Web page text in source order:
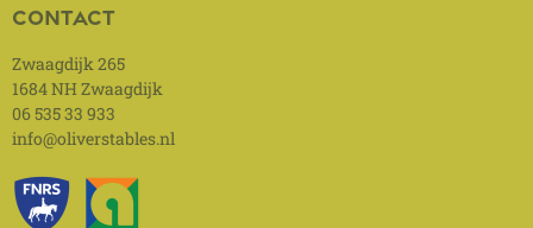
Contact
Zwaagdijk 265
1684 NH Zwaagdijk
06 535 33 933
info@oliverstables.nl